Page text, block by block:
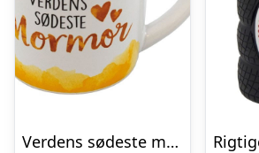
Verdens sødeste mormor krus